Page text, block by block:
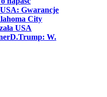
USA: Gwarancje
City
USA
D.Trump: W.